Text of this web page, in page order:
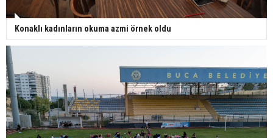
Konaklı kadınların okuma azmi örnek oldu